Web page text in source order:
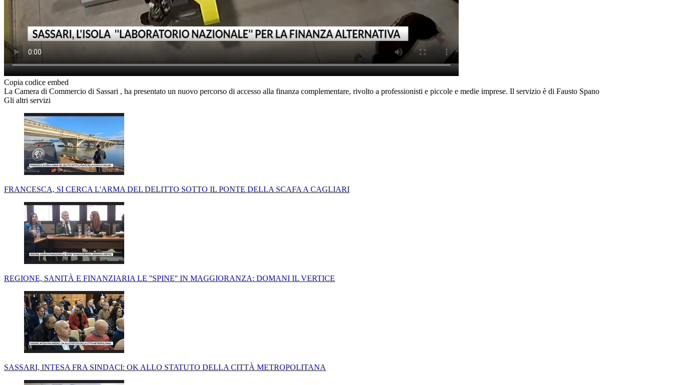
Copia codice embed
La Camera di Commercio di Sassari , ha presentato un nuovo percorso di accesso alla finanza complementare, rivolto a professionisti e piccole e medie imprese. Il servizio è di Fausto Spano
Gli altri servizi
FRANCESCA, SI CERCA L'ARMA DEL DELITTO SOTTO IL PONTE DELLA SCAFA A CAGLIARI
REGIONE, SANITÀ E FINANZIARIA LE ''SPINE'' IN MAGGIORANZA: DOMANI IL VERTICE
SASSARI, INTESA FRA SINDACI: OK ALLO STATUTO DELLA CITTÀ METROPOLITANA